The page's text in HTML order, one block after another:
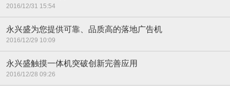
2016/12/31 15:54
永兴盛为您提供可靠、品质高的落地广告机
2016/12/29 10:09
永兴盛触摸一体机突破创新完善应用
2016/12/28 09:26